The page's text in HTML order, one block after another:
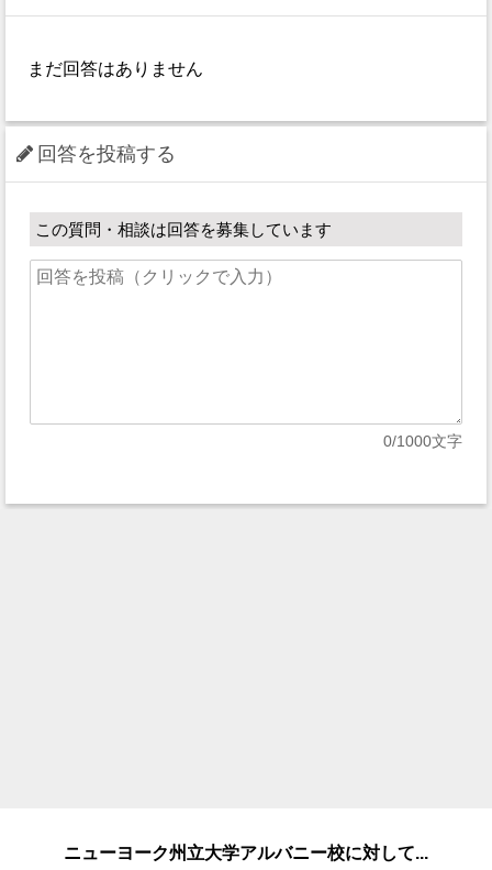
まだ回答はありません
回答を投稿する
この質問・相談は回答を募集しています
0/1000文字
ニューヨーク州立大学アルバニー校に対して...